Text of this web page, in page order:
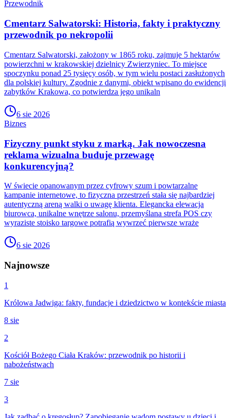
Przewodnik
Cmentarz Salwatorski: Historia, fakty i praktyczny
przewodnik po nekropolii
Cmentarz Salwatorski, założony w 1865 roku, zajmuje 5 hektarów
powierzchni w krakowskiej dzielnicy Zwierzyniec. To miejsce
spoczynku ponad 25 tysięcy osób, w tym wielu postaci zasłużonych
dla polskiej kultury. Zgodnie z danymi, obiekt wpisano do ewidencji
zabytków Krakowa, co potwierdza jego unikaln
6 sie 2026
Biznes
Fizyczny punkt styku z marką. Jak nowoczesna
reklama wizualna buduje przewagę
konkurencyjną?
W świecie opanowanym przez cyfrowy szum i powtarzalne
kampanie internetowe, to fizyczna przestrzeń stała się najbardziej
autentyczną areną walki o uwagę klienta. Elegancka elewacja
biurowca, unikalne wnętrze salonu, przemyślana strefa POS czy
wyraziste stoisko targowe potrafią wywrzeć pierwsze wraże
6 sie 2026
Najnowsze
1
Królowa Jadwiga: fakty, fundacje i dziedzictwo w kontekście miasta
8 sie
2
Kościół Bożego Ciała Kraków: przewodnik po historii i
nabożeństwach
7 sie
3